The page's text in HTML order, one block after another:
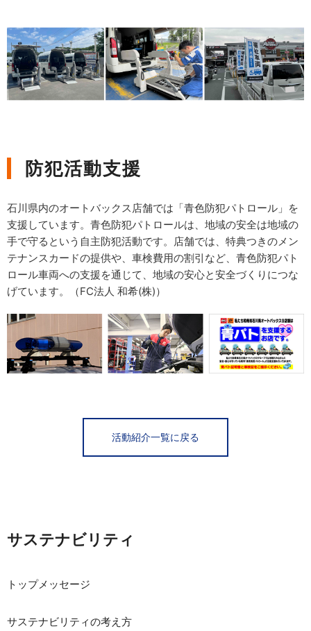
サステナビリティ
トップメッセージ
サステナビリティの考え方
防犯活動支援
石川県内のオートバックス店舗では「青色防犯パトロール」を
支援しています。青色防犯パトロールは、地域の安全は地域の
手で守るという自主防犯活動です。店舗では、特典つきのメン
テナンスカードの提供や、車検費用の割引など、青色防犯パト
ロール車両への支援を通じて、地域の安心と安全づくりにつな
げています。（FC法人 和希(株)）
活動紹介一覧に戻る